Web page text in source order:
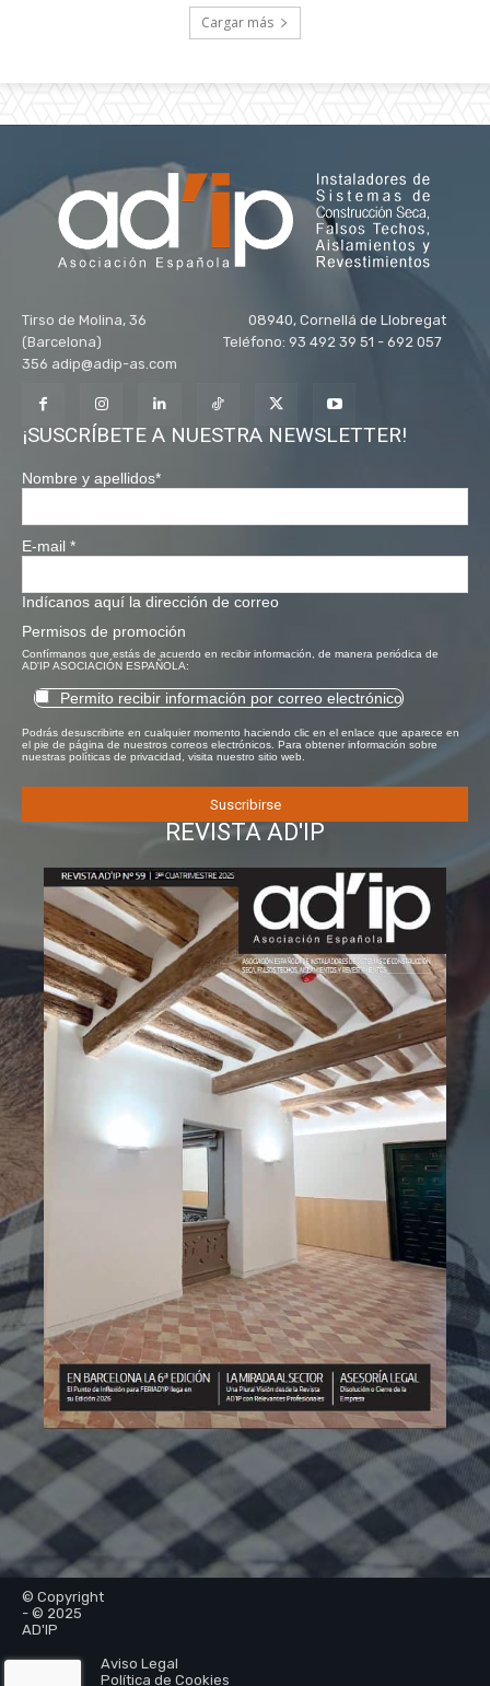
Cargar más
Tirso de Molina, 36 08940, Cornellá de Llobregat
(Barcelona) Teléfono: 93 492 39 51 - 692 057
356 adip@adip-as.com
¡SUSCRÍBETE A NUESTRA NEWSLETTER!
Nombre y apellidos*
E-mail *
Indícanos aquí la dirección de correo
Permisos de promoción
Confírmanos que estás de acuerdo en recibir información, de manera periódica de
AD'IP ASOCIACIÓN ESPAÑOLA:
Permito recibir información por correo electrónico
Podrás desuscribirte en cualquier momento haciendo clic en el enlace que aparece en
el pie de página de nuestros correos electrónicos. Para obtener información sobre
nuestras políticas de privacidad, visita nuestro sitio web.
REVISTA AD'IP
© Copyright
- © 2025
AD'IP
Aviso Legal
Política de Cookies